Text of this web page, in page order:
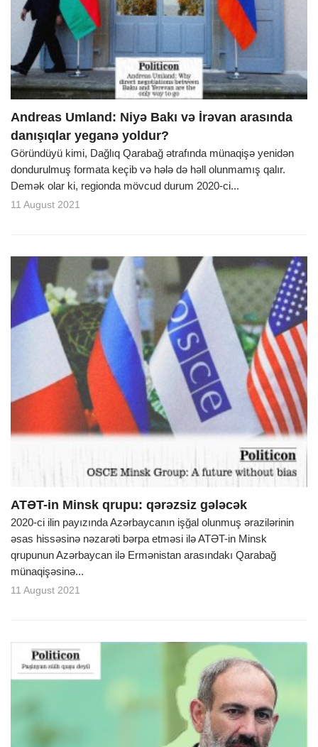
Andreas Umland: Niyə Bakı və İrəvan arasında
danışıqlar yeganə yoldur?
Göründüyü kimi, Dağlıq Qarabağ ətrafında münaqişə yenidən
dondurulmuş formata keçib və hələ də həll olunmamış qalır.
Demək olar ki, regionda mövcud durum 2020-ci...
11 August 2021
ATƏT-in Minsk qrupu: qərəzsiz gələcək
2020-ci ilin payızında Azərbaycanın işğal olunmuş ərazilərinin
əsas hissəsinə nəzarəti bərpa etməsi ilə ATƏT-in Minsk
qrupunun Azərbaycan ilə Ermənistan arasındakı Qarabağ
münaqişəsinə...
11 August 2021